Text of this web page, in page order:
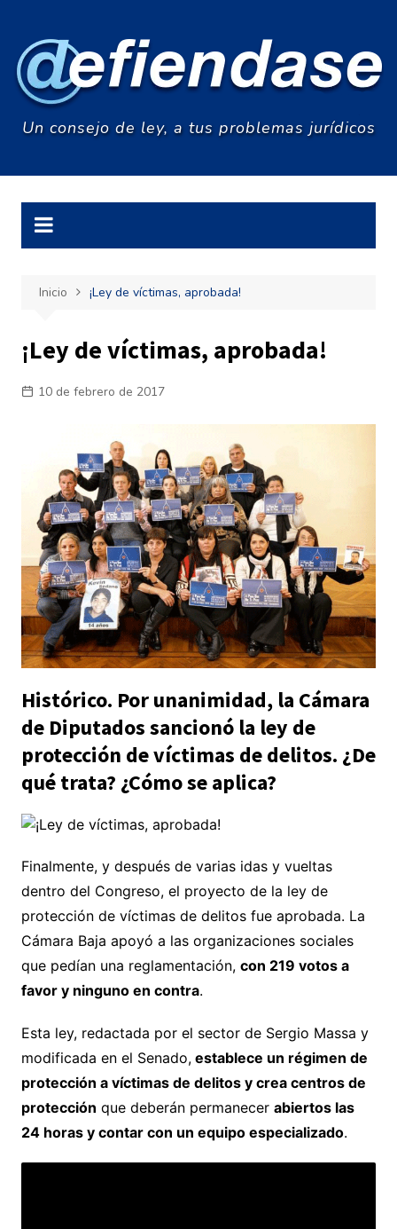
contenido
Un consejo de ley, a tus problemas jurídicos
Inicio ¡Ley de víctimas, aprobada!
¡Ley de víctimas, aprobada!
10 de febrero de 2017
Histórico. Por unanimidad, la Cámara
de Diputados sancionó la ley de
protección de víctimas de delitos. ¿De
qué trata? ¿Cómo se aplica?
Finalmente, y después de varias idas y vueltas
dentro del Congreso, el proyecto de la ley de
protección de víctimas de delitos fue aprobada. La
Cámara Baja apoyó a las organizaciones sociales
que pedían una reglamentación, con 219 votos a
favor y ninguno en contra.
Esta ley, redactada por el sector de Sergio Massa y
modificada en el Senado,establece un régimen de
protección a víctimas de delitos y crea centros de
protección que deberán permanecer abiertos las
24 horas y contar con un equipo especializado.